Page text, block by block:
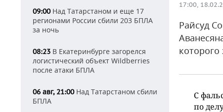
09:00Над Татарстаном и еще 17
регионами России сбили 203 БПЛА
за ночь
08:23 В Екатеринбурге загорелся
логистический объект Wildberries
после атаки БПЛА
06 авг, 21:00Над Татарстаном сбили
БПЛА
17:00,
Райсуд
С
по